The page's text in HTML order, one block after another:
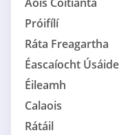
Próifílí
Ráta Freagartha
Éascaíocht Úsáide
Éileamh
Calaois
Rátáil